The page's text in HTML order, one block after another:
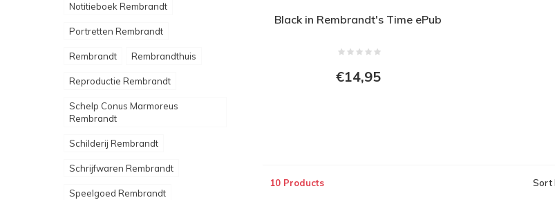
Notitieboek Rembrandt
Portretten Rembrandt
Rembrandt Rembrandthuis
Reproductie Rembrandt
Schelp Conus Marmoreus
Rembrandt
Schilderij Rembrandt
Schrijfwaren Rembrandt
Speelgoed Rembrandt
Black in Rembrandt's Time ePub
€14,95
10 Products Sort